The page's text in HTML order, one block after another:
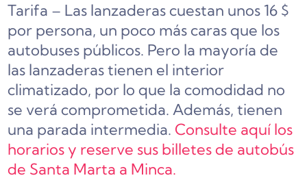
Tarifa – Las lanzaderas cuestan unos 16 $
por persona, un poco más caras que los
autobuses públicos. Pero la mayoría de
las lanzaderas tienen el interior
climatizado, por lo que la comodidad no
se verá comprometida. Además, tienen
una parada intermedia. Consulte aquí los
horarios y reserve sus billetes de autobús
de Santa Marta a Minca.